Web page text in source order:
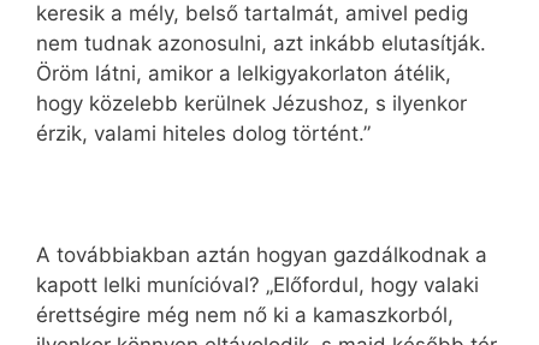
keresik a mély, belső tartalmát, amivel pedig
nem tudnak azonosulni, azt inkább elutasítják.
Öröm látni, amikor a lelkigyakorlaton átélik,
hogy közelebb kerülnek Jézushoz, s ilyenkor
érzik, valami hiteles dolog történt.”
A továbbiakban aztán hogyan gazdálkodnak a
kapott lelki munícióval? „Előfordul, hogy valaki
érettségire még nem nő ki a kamaszkorból,